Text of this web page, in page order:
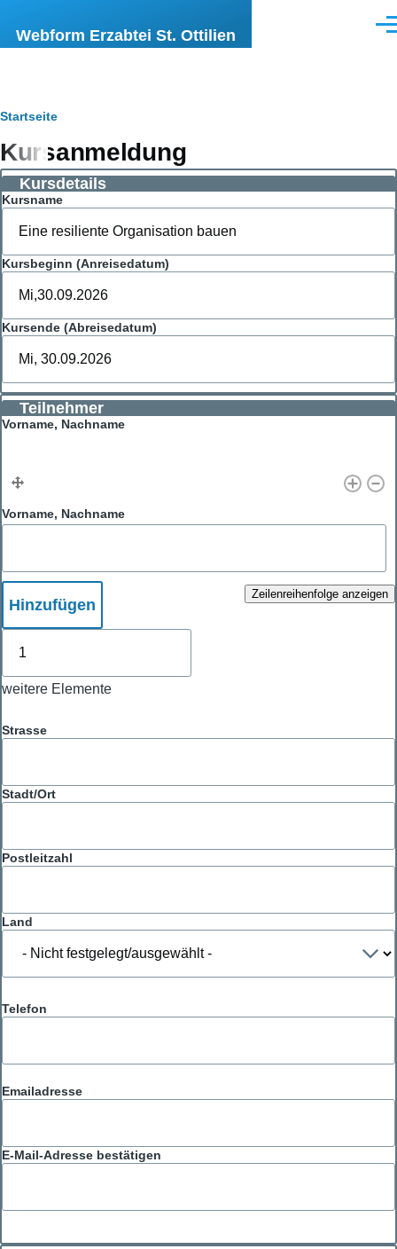
Webform Erzabtei St. Ottilien
Pfadnavigation
Startseite
Kursanmeldung
Kursdetails
Kursname
Kursbeginn (Anreisedatum)
Kursende (Abreisedatum)
Teilnehmer
Vorname, Nachname
Vorname, Nachname
Zeilenreihenfolge anzeigen
weitere
weitere Elemente
Adresse
Strasse
Stadt/Ort
Postleitzahl
Land
Telefon
Emailadresse
Emailadresse
E-Mail-Adresse bestätigen